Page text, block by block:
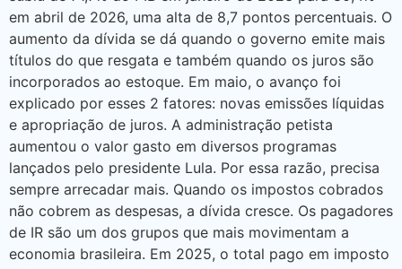
em abril de 2026, uma alta de 8,7 pontos percentuais. O
aumento da dívida se dá quando o governo emite mais
títulos do que resgata e também quando os juros são
incorporados ao estoque. Em maio, o avanço foi
explicado por esses 2 fatores: novas emissões líquidas
e apropriação de juros. A administração petista
aumentou o valor gasto em diversos programas
lançados pelo presidente Lula. Por essa razão, precisa
sempre arrecadar mais. Quando os impostos cobrados
não cobrem as despesas, a dívida cresce. Os pagadores
de IR são um dos grupos que mais movimentam a
economia brasileira. Em 2025, o total pago em imposto